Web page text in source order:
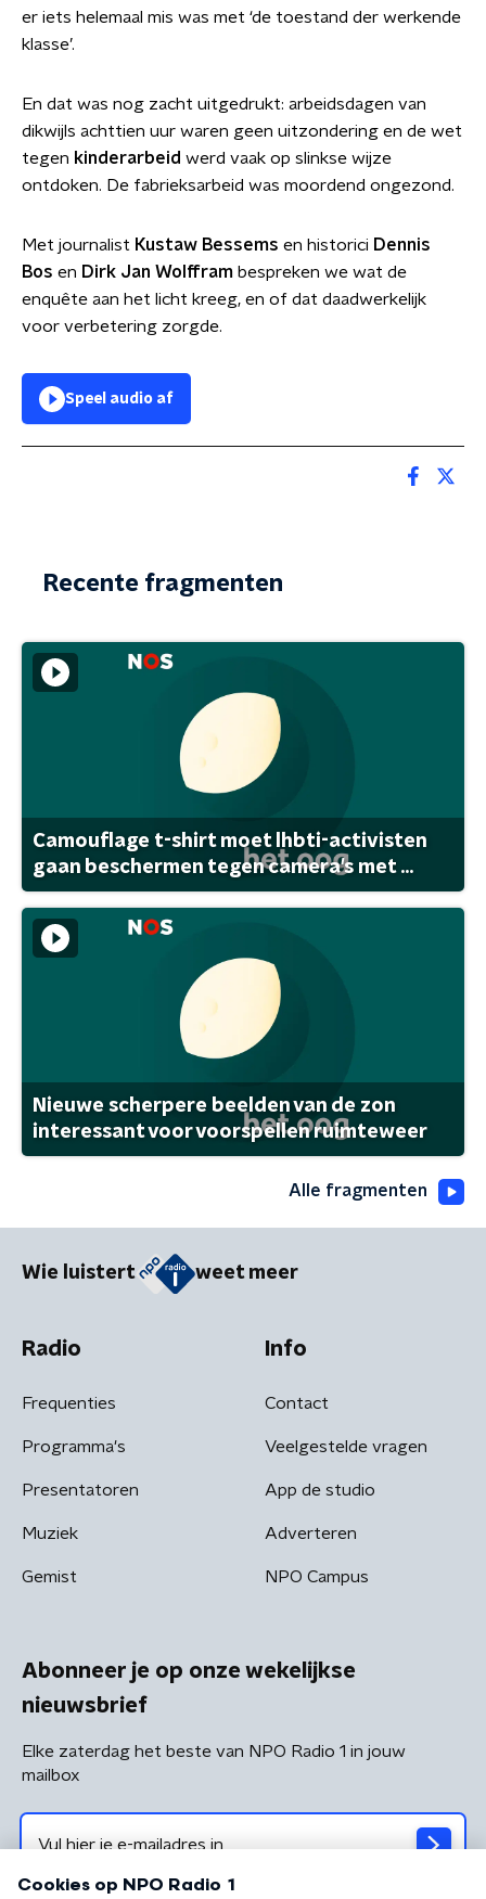
er iets helemaal mis was met ‘de toestand der werkende
klasse’.
En dat was nog zacht uitgedrukt: arbeidsdagen van
dikwijls achttien uur waren geen uitzondering en de wet
tegen kinderarbeid werd vaak op slinkse wijze
ontdoken. De fabrieksarbeid was moordend ongezond.
Met journalist Kustaw Bessems en historici Dennis
Bos en Dirk Jan Wolffram bespreken we wat de
enquête aan het licht kreeg, en of dat daadwerkelijk
voor verbetering zorgde.
Speel audio af
Recente fragmenten
Camouflage t-shirt moet lhbti-activisten
gaan beschermen tegen camera's met ...
Nieuwe scherpere beelden van de zon
interessant voor voorspellen ruimteweer
Alle fragmenten
Wie luistert weet meer
Radio
Frequenties
Programma's
Presentatoren
Muziek
Gemist
Info
Contact
Veelgestelde vragen
App de studio
Adverteren
NPO Campus
Abonneer je op onze wekelijkse
nieuwsbrief
Elke zaterdag het beste van NPO Radio 1 in jouw
mailbox